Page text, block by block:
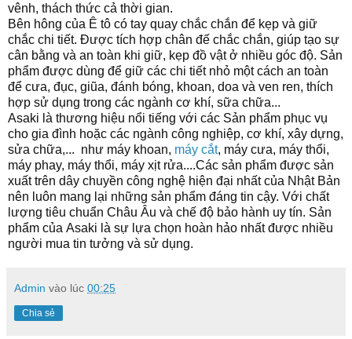
vênh, thách thức cả thời gian.
Bên hông của Ê tô có tay quay chắc chắn để kẹp và giữ
chắc chi tiết. Được tích hợp chân đế chắc chắn, giúp tạo sự
cân bằng và an toàn khi giữ, kẹp đồ vật ở nhiều góc độ. Sản
phẩm được dùng để giữ các chi tiết nhỏ một cách an toàn
để cưa, đục, giũa, đánh bóng, khoan, doa và ven ren, thích
hợp sử dụng trong các ngành cơ khí, sữa chữa...
Asaki là thương hiệu nổi tiếng với các Sản phẩm phục vụ
cho gia đình hoặc các ngành công nghiệp, cơ khí, xây dựng,
sửa chữa,... như máy khoan, máy cắt, máy cưa, máy thổi,
máy phay, máy thổi, máy xịt rửa....Các sản phẩm được sản
xuất trên dây chuyền công nghệ hiện đại nhất của Nhật Bản
nên luôn mang lại những sản phẩm đáng tin cậy. Với chất
lượng tiêu chuẩn Châu Âu và chế độ bảo hành uy tín. Sản
phẩm của Asaki là sự lựa chọn hoàn hảo nhất được nhiều
người mua tin tưởng và sử dụng.
Admin vào lúc 00:25
Chia sẻ